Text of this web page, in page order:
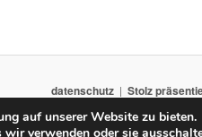
datenschutz Stolz
auf unserer Website zu bieten.
verwenden oder sie